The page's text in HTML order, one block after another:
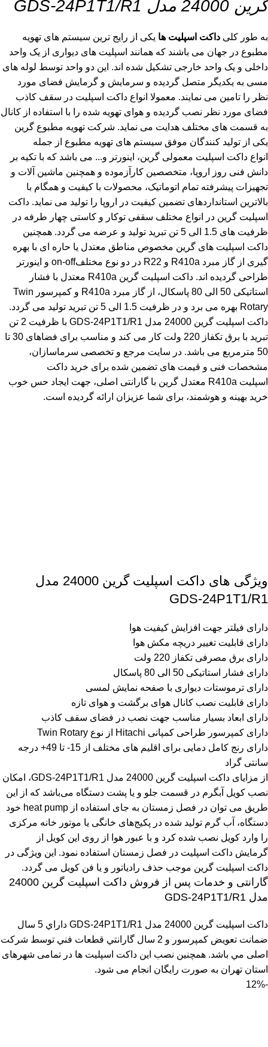
گرین 24000 مدل GDS-24P1T1/R1
به طور کلی داکت اسپلیت ها یکی از رایج ترین سیستم های تهویه
مطبوع در جهان می باشند که همانند اسپلیت های دیواری از یک واحد
داخلی و یک واحد خارجی تشکیل شده اند. این دو واحد توسط لوله های
مسی به یکدیگر متصل گردیده و سرمایش و گرمایش فضای مورد
نظر را تامین می نمایند. معمولا انواع داکت اسپلیت در سقف کاذب
فضای مورد نظر نصب گردیده و هوای تهویه شده را با استفاده از کانال
به قسمت های مختلف هدایت می نماید. شرکت تهویه مطبوع گرین
یکی از تولید کنندگان موفق سیستم های تهویه مطبوع از جمله
انواع داکت اسپلیت معمولی گرین، اینورتر و... می باشد که با تکیه بر
دانش فنی روز اروپا، متخصصین کارآزموده و همچنین ماشین آلات و
تجهیزات پیشرفته تمام اتوماتیک، محصولات با کیفیت و همگام با
بالاترین استانداردهای تضمین کیفیت در اروپا را تولید می نماید. داکت
اسپلیت گرین در انواع مختلف سقفی توکار و کاستی چهار طرفه در
ظرفیت های 1.5 الی 5 تن تبرید تولید و عرضه می گردد. همچنین
داکت اسپلیت های گرین مخصوص مناطق معتدل یا حاره ای با بهره
گیری از گاز مبرد R410a و R22 در دو نوع مختلفon-off و اینورتر
طراحی گردیده اند. داکت اسپلیت گرین R410a معتدل با فشار
استاتیکی 50 الی 80 پاسکال، از گاز مبرد R410a و کمپرسور Twin
Rotary بهره می برد و در ظرفیت 1.5 الی 5 تن تبرید تولید می گردد.
داکت اسپلیت گرین 24000 مدل GDS-24P1T1/R1 با ظرفیت 2 تن
تبرید با برق تکفاز 220 ولت کار می کند و مناسب برای فضاهای 30 تا
50 مترمربع می باشد. در سایت مرجع و تخصصی سرماسازان،
مشخصات فنی و قیمت های تضمین شده برای خرید داکت
اسپلیت R410a معتدل گرین با گارانتی اصلی، جهت ایجاد حس خوب
خرید بهینه و هوشمند، برای شما عزیزان ارائه گردیده است.
ویژگی های داکت اسپلیت گرین 24000 مدل
GDS-24P1T1/R1
دارای فیلتر جهت افزایش کیفیت هوا
دارای قابلیت تغییر دریچه مکش هوا
دارای برق مصرفی تکفاز 220 ولت
دارای فشار استاتیکی 50 الی 80 پاسکال
دارای ترموستات دیواری با صفحه نمایش لمسی
دارای قابلیت نصب کانال هوای برگشت و هوای تازه
دارای ابعاد بسیار مناسب جهت نصب در فضای سقف کاذب
دارای کمپرسور طراحی کمپانی Hitachi از نوع Twin Rotary
دارای رنج کامل دمایی برای اقلیم های مختلف از 15- تا 49+ درجه
سانتی گراد
از مزایای داکت اسپلیت گرین 24000 مدل GDS-24P1T1/R1، امکان
نصب کویل آبگرم در قسمت جلو و یا پشت دستگاه می‌باشد که از این
طریق می توان در فصل زمستان به جای استفاده از heat pump خود
دستگاه، آب گرم تولید شده در پکیج‌های خانگی یا موتور خانه مرکزی
را وارد کویل نصب شده کرد و با عبور هوا از روی این کویل از
گرمایش داکت اسپلیت در فصل زمستان استفاده نمود. این ویژگی در
داکت اسپلیت گرین موجب حذف رادیاتور و یا فن کویل‌‌ می گردد.
گارانتی و خدمات پس از فروش داکت اسپلیت گرین 24000
مدل GDS-24P1T1/R1
داکت اسپلیت گرین 24000 مدل GDS-24P1T1/R1 داراي 5 سال
ضمانت تعويض كمپرسور و 2 سال گارانتي قطعات فني توسط شرکت
اصلی مي باشد. همچنین نصب این داکت اسپلیت ها در تمامی شهرهای
استان تهران به صورت رایگان انجام می شود.
-12%